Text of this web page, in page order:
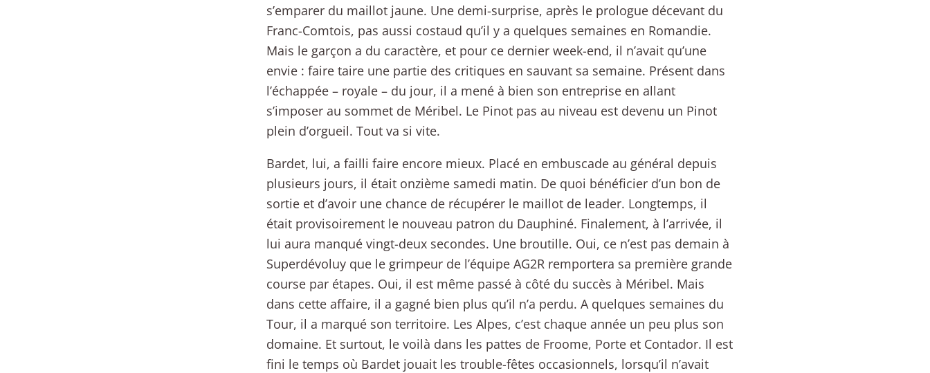
s’emparer du maillot jaune. Une demi-surprise, après le prologue décevant du
Franc-Comtois, pas aussi costaud qu’il y a quelques semaines en Romandie.
Mais le garçon a du caractère, et pour ce dernier week-end, il n’avait qu’une
envie : faire taire une partie des critiques en sauvant sa semaine. Présent dans
l’échappée – royale – du jour, il a mené à bien son entreprise en allant
s’imposer au sommet de Méribel. Le Pinot pas au niveau est devenu un Pinot
plein d’orgueil. Tout va si vite.
Bardet, lui, a failli faire encore mieux. Placé en embuscade au général depuis
plusieurs jours, il était onzième samedi matin. De quoi bénéficier d’un bon de
sortie et d’avoir une chance de récupérer le maillot de leader. Longtemps, il
était provisoirement le nouveau patron du Dauphiné. Finalement, à l’arrivée, il
lui aura manqué vingt-deux secondes. Une broutille. Oui, ce n’est pas demain à
Superdévoluy que le grimpeur de l’équipe AG2R remportera sa première grande
course par étapes. Oui, il est même passé à côté du succès à Méribel. Mais
dans cette affaire, il a gagné bien plus qu’il n’a perdu. A quelques semaines du
Tour, il a marqué son territoire. Les Alpes, c’est chaque année un peu plus son
domaine. Et surtout, le voilà dans les pattes de Froome, Porte et Contador. Il est
fini le temps où Bardet jouait les trouble-fêtes occasionnels, lorsqu’il n’avait